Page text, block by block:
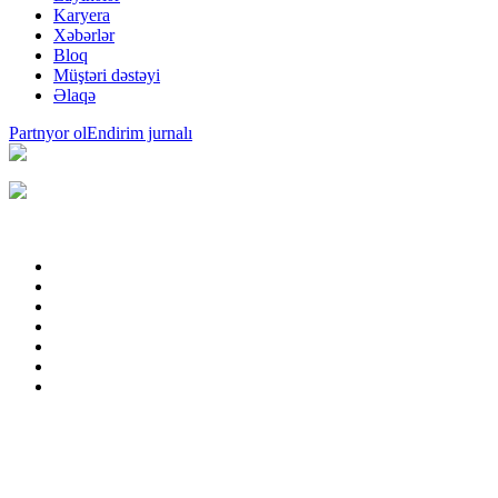
Karyera
Xəbərlər
Bloq
Müştəri dəstəyi
Əlaqə
Partnyor olEndirim jurnalı